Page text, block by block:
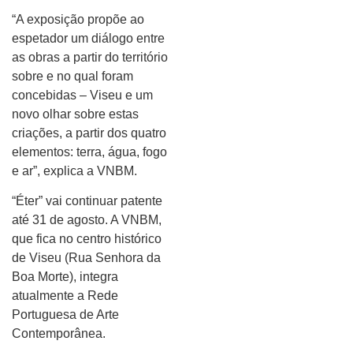
“A exposição propõe ao
espetador um diálogo entre
as obras a partir do território
sobre e no qual foram
concebidas – Viseu e um
novo olhar sobre estas
criações, a partir dos quatro
elementos: terra, água, fogo
e ar”, explica a VNBM.
“Éter” vai continuar patente
até 31 de agosto. A VNBM,
que fica no centro histórico
de Viseu (Rua Senhora da
Boa Morte), integra
atualmente a Rede
Portuguesa de Arte
Contemporânea.